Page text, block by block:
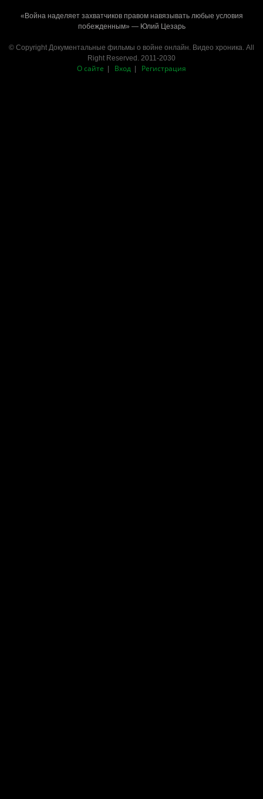
«Война наделяет захватчиков правом навязывать любые условия
побежденным» — Юлий Цезарь
© Copyright Документальные фильмы о войне онлайн. Видео хроника. All
Right Reserved. 2011-2030
О сайте Вход Регистрация